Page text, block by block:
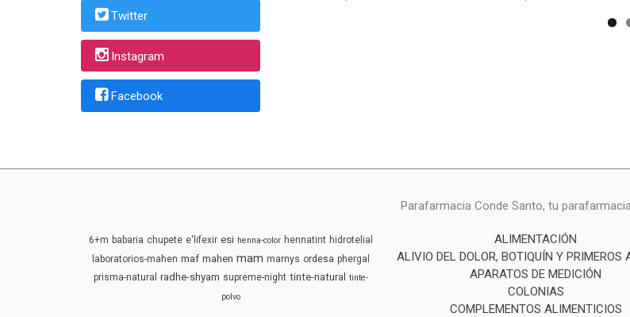
Twitter
Instagram
Facebook
Parafarmacia Conde Santo, tu
6+m babaria chupete e'lifexir esi henna-color hennatint hidrotelial
laboratorios-mahen maf mahen mam marnys ordesa phergal
prisma-natural radhe-shyam supreme-night tinte-natural
tinte-
polvo
ALIMENTACIÓN
ALIVIO DEL DOLOR, BOTIQUÍN Y PRIMEROS
APARATOS DE MEDICIÓN
COLONIAS
COMPLEMENTOS ALIMENTICIOS